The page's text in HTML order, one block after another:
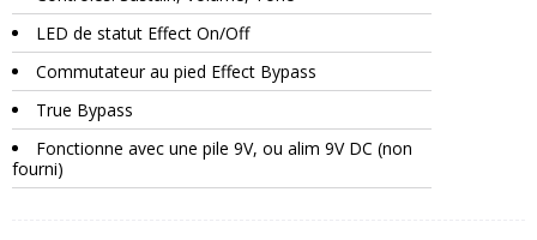
LED de statut Effect On/Off
Commutateur au pied Effect Bypass
True Bypass
Fonctionne avec une pile 9V, ou alim 9V DC (non
fourni)